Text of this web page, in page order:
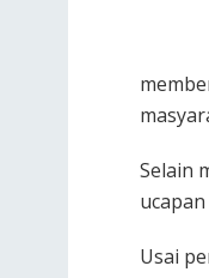
Selain
Usai